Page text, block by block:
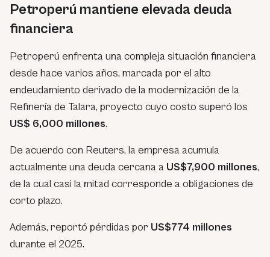
Petroperú mantiene elevada deuda
financiera
Petroperú enfrenta una compleja situación financiera
desde hace varios años, marcada por el alto
endeudamiento derivado de la modernización de la
Refinería de Talara, proyecto cuyo costo superó los
US$ 6,000 millones.
De acuerdo con Reuters, la empresa acumula
actualmente una deuda cercana a US$7,900 millones,
de la cual casi la mitad corresponde a obligaciones de
corto plazo.
Además, reportó pérdidas por US$774 millones
durante el 2025.